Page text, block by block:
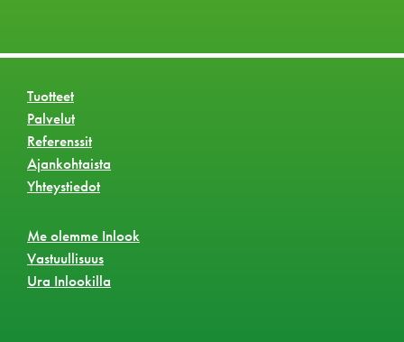
Tuotteet
Palvelut
Referenssit
Ajankohtaista
Yhteystiedot
Me olemme Inlook
Vastuullisuus
Ura Inlookilla